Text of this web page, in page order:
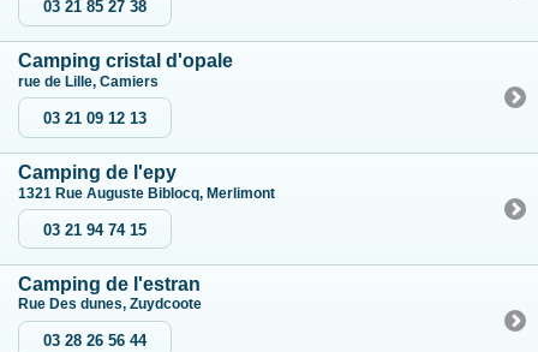
03 21 85 27 38
Camping cristal d'opale
rue de Lille, Camiers
03 21 09 12 13
Camping de l'epy
1321 Rue Auguste Biblocq, Merlimont
03 21 94 74 15
Camping de l'estran
Rue Des dunes, Zuydcoote
03 28 26 56 44